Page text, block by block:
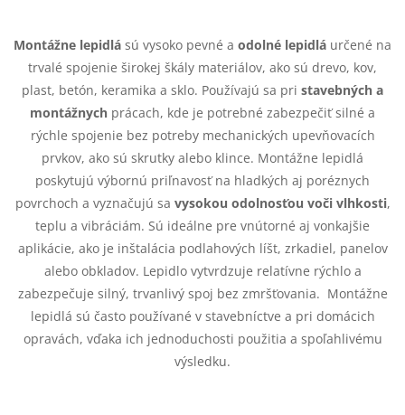
v
a
e
p
Montážne lepidlá sú vysoko pevné a odolné lepidlá určené na
trvalé spojenie širokej škály materiálov, ako sú drevo, kov,
plast, betón, keramika a sklo. Používajú sa pri stavebných a
montážnych prácach, kde je potrebné zabezpečiť silné a
rýchle spojenie bez potreby mechanických upevňovacích
prvkov, ako sú skrutky alebo klince. Montážne lepidlá
poskytujú výbornú priľnavosť na hladkých aj poréznych
povrchoch a vyznačujú sa vysokou odolnosťou voči vlhkosti,
teplu a vibráciám. Sú ideálne pre vnútorné aj vonkajšie
aplikácie, ako je inštalácia podlahových líšt, zrkadiel, panelov
alebo obkladov. Lepidlo vytvrdzuje relatívne rýchlo a
zabezpečuje silný, trvanlivý spoj bez zmršťovania. Montážne
lepidlá sú často používané v stavebníctve a pri domácich
opravách, vďaka ich jednoduchosti použitia a spoľahlivému
výsledku.